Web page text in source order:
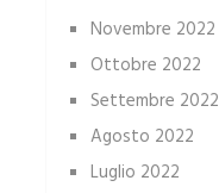
Novembre 2022
Ottobre 2022
Settembre 2022
Agosto 2022
Luglio 2022